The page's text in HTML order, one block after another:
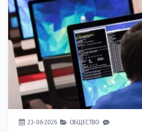
23-06-2026 ОБЩЕСТВО